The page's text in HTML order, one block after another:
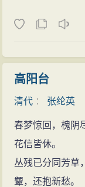
高阳台
清代 ： 张纶英
春梦惊回，槐阴
花信皆休。
丛残已分同芳草
颦，还抱新愁。